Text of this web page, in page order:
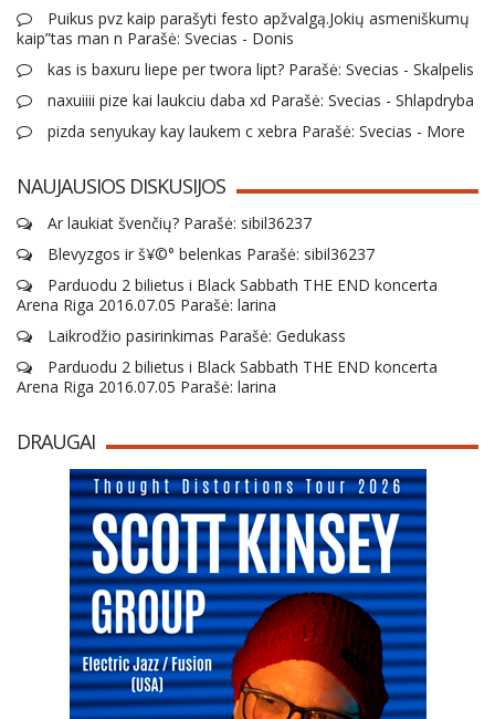
Puikus pvz kaip parašyti festo apžvalgą.Jokių asmeniškumų
kaip”tas man n Parašė: Svecias - Donis
kas is baxuru liepe per twora lipt? Parašė: Svecias - Skalpelis
naxuiiii pize kai laukciu daba xd Parašė: Svecias - Shlapdryba
pizda senyukay kay laukem c xebra Parašė: Svecias - More
NAUJAUSIOS DISKUSIJOS
Ar laukiat švenčių? Parašė: sibil36237
Blevyzgos ir š¥©° belenkas Parašė: sibil36237
Parduodu 2 bilietus i Black Sabbath THE END koncerta
Arena Riga 2016.07.05 Parašė: larina
Laikrodžio pasirinkimas Parašė: Gedukass
Parduodu 2 bilietus i Black Sabbath THE END koncerta
Arena Riga 2016.07.05 Parašė: larina
DRAUGAI